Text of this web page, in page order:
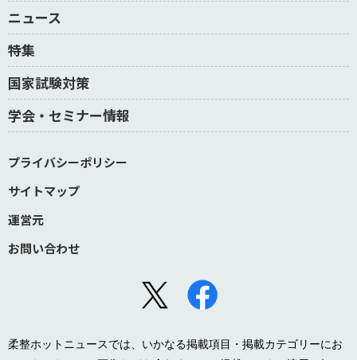
ニュース
特集
国家試験対策
学会・セミナー情報
プライバシーポリシー
サイトマップ
運営元
お問い合わせ
柔整ホットニュースでは、いかなる掲載項目・掲載カテゴリーにお